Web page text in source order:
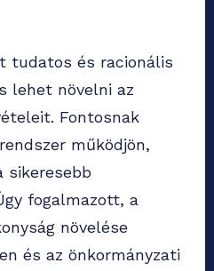
tudatos és racionális
lehet növelni az
Fontosnak
működjön,
sikeresebb
fogalmazott, a
növelése
és az önkormányzati